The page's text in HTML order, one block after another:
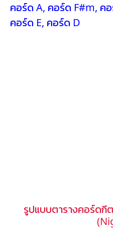
คอร์ด A, คอร์ด F#m, ค
คอร์ด E, คอร์ด D
รูปแบบตารางคอร์ดกี